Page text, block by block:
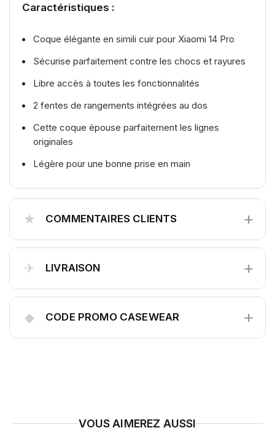
Caractéristiques :
Coque élégante en simili cuir pour Xiaomi 14 Pro
Sécurise parfaitement contre les chocs et rayures
Libre accès à toutes les fonctionnalités
2 fentes de rangements intégrées au dos
Cette coque épouse parfaitement les lignes
originales
Légère pour une bonne prise en main
★ COMMENTAIRES CLIENTS +
✈ LIVRAISON +
◆ CODE PROMO CASEWEAR +
VOUS AIMEREZ AUSSI